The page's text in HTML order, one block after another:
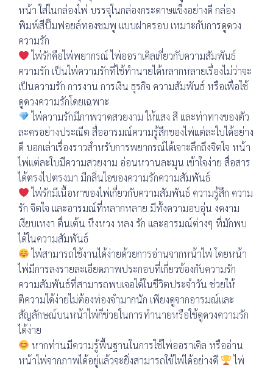
หน้า ใส่ในกล่องไพ่ บรรจุในกล่องกระดาษแข็งอย่างดี กล่อง
พิมพ์สีปั๊มฟอยล์ทองชมพู แบบฝาครอบ เหมาะกับการดูดวง
ความรัก
ไพ่รักคือไพ่พยากรณ์ ไพ่ออราเคิลเกี่ยวกับความสัมพันธ์
ความรัก เป็นไพ่ความรักที่ใช้ทำนายได้หลากหลายเรื่องไม่ว่าจะ
เป็นความรัก การงาน การเงิน ธุรกิจ ความสัมพันธ์ หรือเพื่อใช้
ดูดวงความรักโดยเฉพาะ
ไพ่ความรักมีภาพวาดสวยงาม ให้แสง สี และท่าทางของตัว
ละครอย่างประณีต สื่ออารมณ์ความรู้สึกของไพ่แต่ละใบได้อย่าง
ดี บอกเล่าเรื่องราวสำหรับการพยากรณ์ได้เจาะลึกถึงจิตใจ หน้า
ไพ่แต่ละใบมีความสวยงาม อ่อนหวานละมุน เข้าใจง่าย สื่อสาร
ได้ตรงไปตรงมา มีกลิ่นไอของความรักความสัมพันธ์
ไพ่รักมีเนื้อหาของไพ่เกี่ยวกับความสัมพันธ์ ความรู้สึก ความ
รัก จิตใจ และอารมณ์ที่หลากหลาย มีทั้งความอบอุ่น งดงาม
เงียบเหงา ตื่นเต้น หึงหวง หลง รัก และอารมณ์ต่างๆ ที่มักพบ
ได้ในความสัมพันธ์
ไพ่สามารถใช้งานได้ง่ายด้วยการอ่านจากหน้าไพ่ โดยหน้า
ไพ่มีการลงรายละเอียดภาพประกอบที่เกี่ยวข้องกับความรัก
ความสัมพันธ์ที่สามารถพบเจอได้ในชีวิตประจำวัน ช่วยให้
ตีความได้ง่ายไม่ต้องท่องจำมากนัก เพียงดูจากอารมณ์และ
สัญลักษณ์บนหน้าไพ่ก็ช่วยในการทำนายหรือใช้ดูดวงความรัก
ได้ง่าย
หากท่านมีความรู้พื้นฐานในการใช้ไพ่ออราเคิล หรืออ่าน
หน้าไพ่จากภาพได้อยู่แล้วจะยิ่งสามารถใช้ไพ่ได้อย่างดี
ไพ่